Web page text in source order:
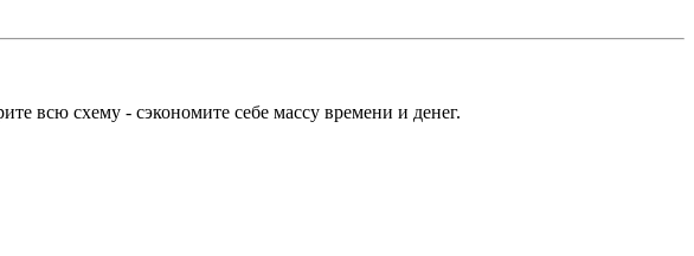
всю схему - сэкономите себе массу времени и денег.